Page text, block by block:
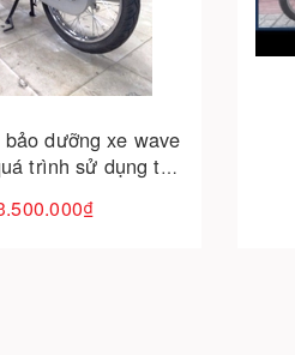
dưỡng xe wave
trình sử dụng tại
giỏ hàng